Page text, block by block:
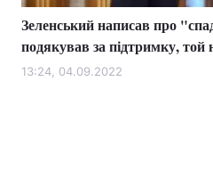
Зеленський написав про
подякував за підтримку, той
13:24, 04.09.2022